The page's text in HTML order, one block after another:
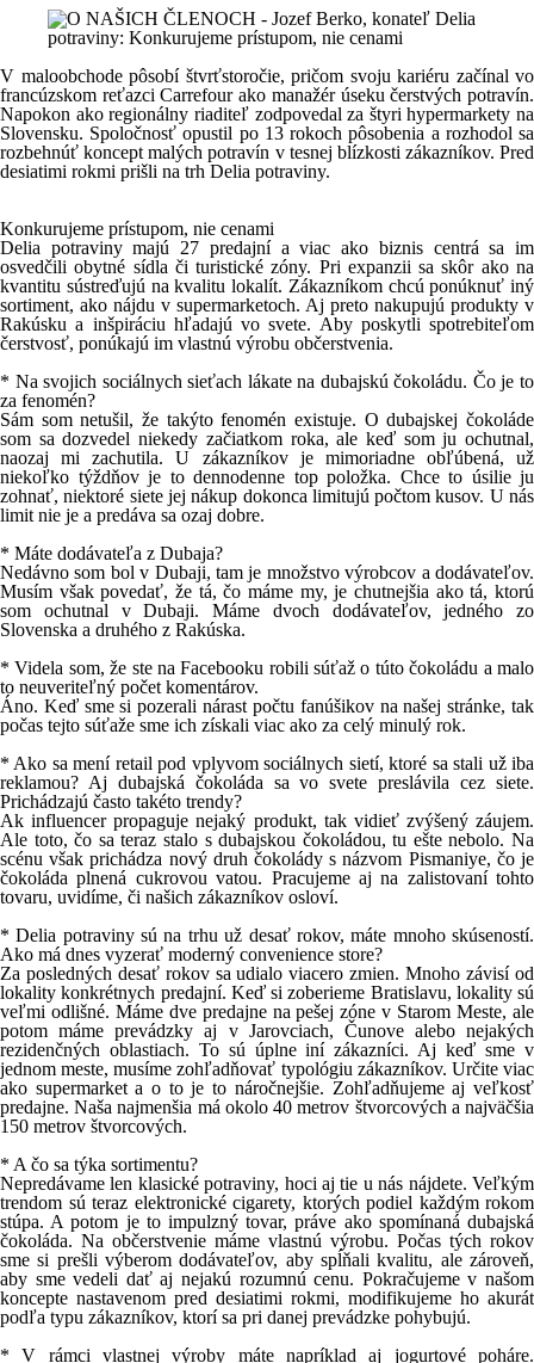
V maloobchode pôsobí štvrťstoročie, pričom svoju kariéru začínal vo
francúzskom reťazci Carrefour ako manažér úseku čerstvých potravín.
Napokon ako regionálny riaditeľ zodpovedal za štyri hypermarkety na
Slovensku. Spoločnosť opustil po 13 rokoch pôsobenia a rozhodol sa
rozbehnúť koncept malých potravín v tesnej blízkosti zákazníkov. Pred
desiatimi rokmi prišli na trh Delia potraviny.
Konkurujeme prístupom, nie cenami
Delia potraviny majú 27 predajní a viac ako biznis centrá sa im
osvedčili obytné sídla či turistické zóny. Pri expanzii sa skôr ako na
kvantitu sústreďujú na kvalitu lokalít. Zákazníkom chcú ponúknuť iný
sortiment, ako nájdu v supermarketoch. Aj preto nakupujú produkty v
Rakúsku a inšpiráciu hľadajú vo svete. Aby poskytli spotrebiteľom
čerstvosť, ponúkajú im vlastnú výrobu občerstvenia.
* Na svojich sociálnych sieťach lákate na dubajskú čokoládu. Čo je to
za fenomén?
Sám som netušil, že takýto fenomén existuje. O dubajskej čokoláde
som sa dozvedel niekedy začiatkom roka, ale keď som ju ochutnal,
naozaj mi zachutila. U zákazníkov je mimoriadne obľúbená, už
niekoľko týždňov je to dennodenne top položka. Chce to úsilie ju
zohnať, niektoré siete jej nákup dokonca limitujú počtom kusov. U nás
limit nie je a predáva sa ozaj dobre.
* Máte dodávateľa z Dubaja?
Nedávno som bol v Dubaji, tam je množstvo výrobcov a dodávateľov.
Musím však povedať, že tá, čo máme my, je chutnejšia ako tá, ktorú
som ochutnal v Dubaji. Máme dvoch dodávateľov, jedného zo
Slovenska a druhého z Rakúska.
* Videla som, že ste na Facebooku robili súťaž o túto čokoládu a malo
to neuveriteľný počet komentárov.
Áno. Keď sme si pozerali nárast počtu fanúšikov na našej stránke, tak
počas tejto súťaže sme ich získali viac ako za celý minulý rok.
* Ako sa mení retail pod vplyvom sociálnych sietí, ktoré sa stali už iba
reklamou? Aj dubajská čokoláda sa vo svete preslávila cez siete.
Prichádzajú často takéto trendy?
Ak influencer propaguje nejaký produkt, tak vidieť zvýšený záujem.
Ale toto, čo sa teraz stalo s dubajskou čokoládou, tu ešte nebolo. Na
scénu však prichádza nový druh čokolády s názvom Pismaniye, čo je
čokoláda plnená cukrovou vatou. Pracujeme aj na zalistovaní tohto
tovaru, uvidíme, či našich zákazníkov osloví.
* Delia potraviny sú na trhu už desať rokov, máte mnoho skúseností.
Ako má dnes vyzerať moderný convenience store?
Za posledných desať rokov sa udialo viacero zmien. Mnoho závisí od
lokality konkrétnych predajní. Keď si zoberieme Bratislavu, lokality sú
veľmi odlišné. Máme dve predajne na pešej zóne v Starom Meste, ale
potom máme prevádzky aj v Jarovciach, Čunove alebo nejakých
rezidenčných oblastiach. To sú úplne iní zákazníci. Aj keď sme v
jednom meste, musíme zohľadňovať typológiu zákazníkov. Určite viac
ako supermarket a o to je to náročnejšie. Zohľadňujeme aj veľkosť
predajne. Naša najmenšia má okolo 40 metrov štvorcových a najväčšia
150 metrov štvorcových.
* A čo sa týka sortimentu?
Nepredávame len klasické potraviny, hoci aj tie u nás nájdete. Veľkým
trendom sú teraz elektronické cigarety, ktorých podiel každým rokom
stúpa. A potom je to impulzný tovar, práve ako spomínaná dubajská
čokoláda. Na občerstvenie máme vlastnú výrobu. Počas tých rokov
sme si prešli výberom dodávateľov, aby spĺňali kvalitu, ale zároveň,
aby sme vedeli dať aj nejakú rozumnú cenu. Pokračujeme v našom
koncepte nastavenom pred desiatimi rokmi, modifikujeme ho akurát
podľa typu zákazníkov, ktorí sa pri danej prevádzke pohybujú.
* V rámci vlastnej výroby máte napríklad aj jogurtové poháre.